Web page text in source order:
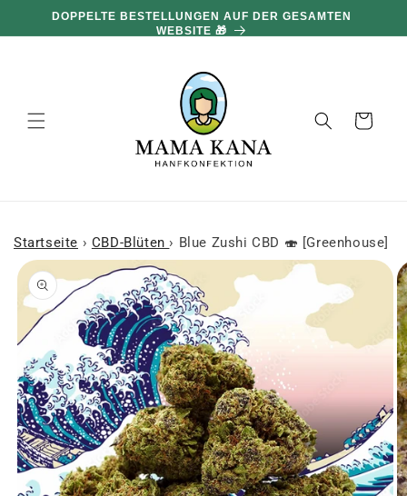
und zumDOPPELTE BESTELLUNGEN AUF DER GESAMTEN
WEBSITE 🎁
Warenkorb
Startseite › CBD-Blüten › Blue Zushi CBD 🍣 [Greenhouse]